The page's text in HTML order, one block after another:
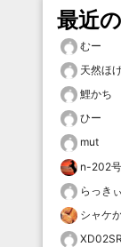
最近
むー
天然ほ
鯉かち
ひー
mut
n-202号
らっきぃ
シャケ
XD02SR